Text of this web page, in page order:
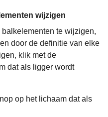
wijzigen
te wijzigen,
door de definitie van elke
klik met de
dat als ligger wordt
op het lichaam dat als